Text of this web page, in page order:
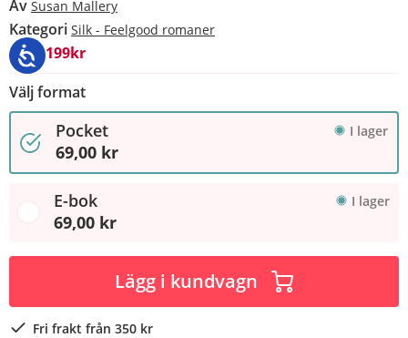
Av Susan Mallery
Kategori Silk - Feelgood romaner
4 för 199kr
Välj format
Pocket I lager
69,00 kr
E-bok I lager
69,00 kr
Lägg i kundvagn
Fri frakt från 350 kr